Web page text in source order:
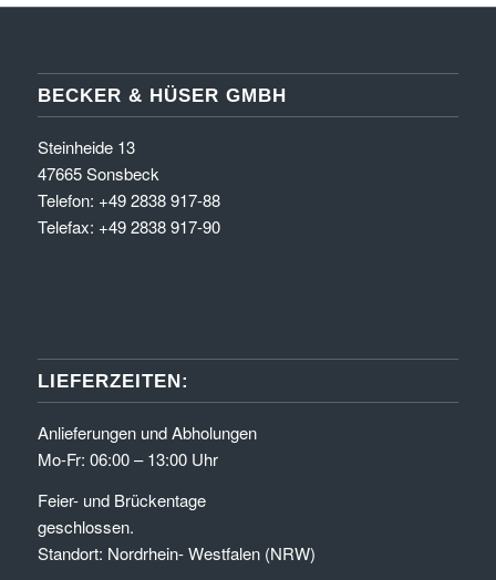
BECKER & HÜSER GMBH
Steinheide 13
47665 Sonsbeck
Telefon: +49 2838 917-88
Telefax: +49 2838 917-90
LIEFERZEITEN:
Anlieferungen und Abholungen
Mo-Fr: 06:00 – 13:00 Uhr
Feier- und Brückentage
geschlossen.
Standort: Nordrhein- Westfalen (NRW)